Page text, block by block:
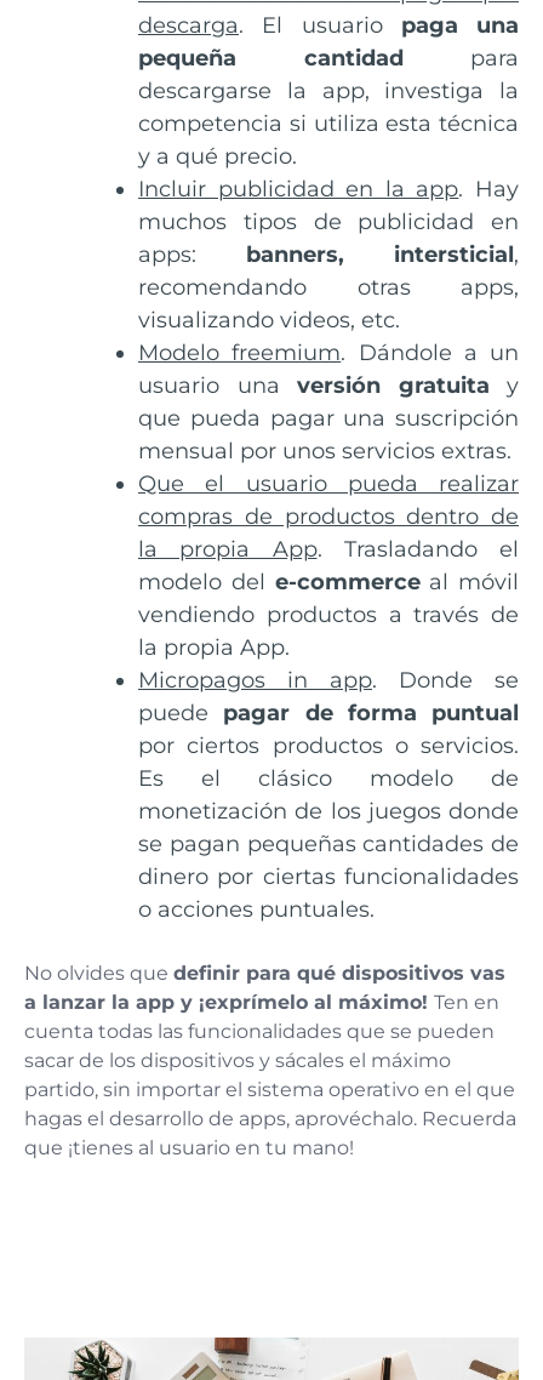
descarga. El usuario paga una
pequeña cantidadpara
descargarse la app, investiga la
competencia si utiliza esta técnica
y a qué precio.
Incluir publicidad en la app. Hay
muchos tipos de publicidad en
apps: banners, intersticial,
recomendando otras apps,
visualizando videos, etc.
Modelo freemium. Dándole a un
usuario una versión gratuita y
que pueda pagar una suscripción
mensual por unos servicios extras.
Que el usuario pueda realizar
compras de productos dentro de
la propia App. Trasladando el
modelo del e-commerceal móvil
vendiendo productos a través de
la propia App.
Micropagos in app. Donde se
puede pagar de forma puntual
por ciertos productos o servicios.
Es el clásico modelo de
monetización de los juegos donde
se pagan pequeñas cantidades de
dinero por ciertas funcionalidades
o acciones puntuales.
No olvides que definir para qué dispositivos vas
a lanzar la app y ¡exprímelo al máximo! Ten en
cuenta todas las funcionalidades que se pueden
sacar de los dispositivos y sácales el máximo
partido, sin importar el sistema operativo en el que
hagas el desarrollo de apps, aprovéchalo. Recuerda
que ¡tienes al usuario en tu mano!